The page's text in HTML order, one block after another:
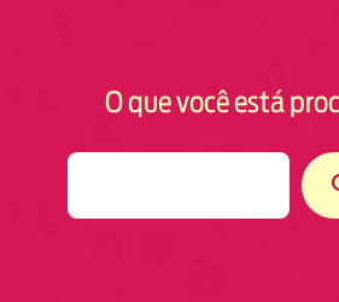
O que você está